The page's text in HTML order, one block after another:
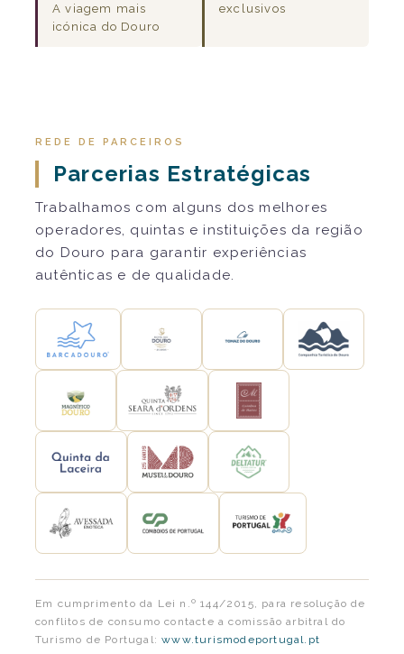
A viagem mais
icónica do Douro
exclusivos
REDE DE PARCEIROS
Parcerias Estratégicas
Trabalhamos com alguns dos melhores
operadores, quintas e instituições da região
do Douro para garantir experiências
autênticas e de qualidade.
Em cumprimento da Lei n.º 144/2015, para resolução de
conflitos de consumo contacte a comissão arbitral do
Turismo de Portugal:www.turismodeportugal.pt